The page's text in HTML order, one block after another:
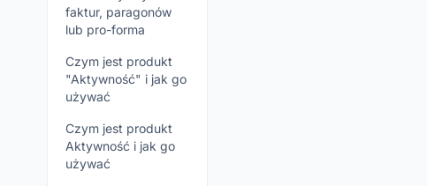
faktur, paragonów
lub pro-forma
Czym jest produkt
"Aktywność" i jak go
używać
Czym jest produkt
Aktywność i jak go
używać